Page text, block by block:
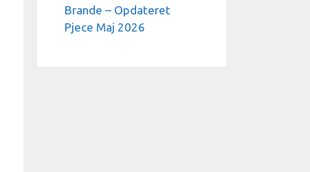
Brande – Opdateret
Pjece Maj 2026